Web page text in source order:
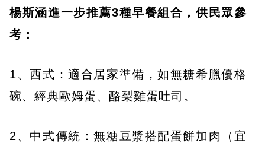
楊斯涵進一步推薦3種早餐組合，供民眾參
考：
1、西式：適合居家準備，如無糖希臘優格
碗、經典歐姆蛋、酪梨雞蛋吐司。
2、中式傳統：無糖豆漿搭配蛋餅加肉（宜